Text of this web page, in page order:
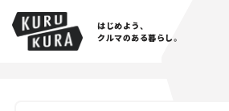
はじめよう、
クルマのある暮らし。